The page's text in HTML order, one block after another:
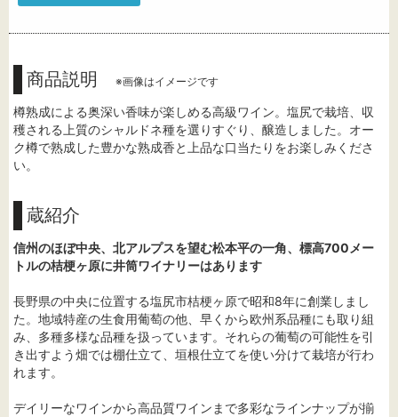
商品説明 ※画像はイメージです
樽熟成による奥深い香味が楽しめる高級ワイン。塩尻で栽培、収
穫される上質のシャルドネ種を選りすぐり、醸造しました。オー
ク樽で熟成した豊かな熟成香と上品な口当たりをお楽しみくださ
い。
蔵紹介
信州のほぼ中央、北アルプスを望む松本平の一角、標高700メー
トルの桔梗ヶ原に井筒ワイナリーはあります
長野県の中央に位置する塩尻市桔梗ヶ原で昭和8年に創業しまし
た。地域特産の生食用葡萄の他、早くから欧州系品種にも取り組
み、多種多様な品種を扱っています。それらの葡萄の可能性を引
き出すよう畑では棚仕立て、垣根仕立てを使い分けて栽培が行わ
れます。
デイリーなワインから高品質ワインまで多彩なラインナップが揃